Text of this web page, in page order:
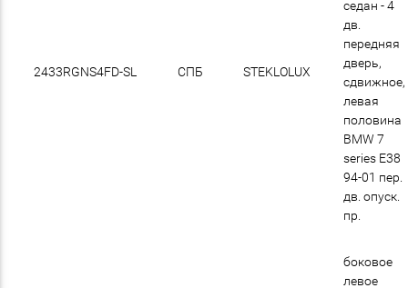
2433RGNS4FD-SL СПБ STEKLOLUX
седан - 4
дв.
передняя
дверь,
сдвижное,
левая
половина
BMW 7
series E38
94-01 пер.
дв. опуск.
пр.
боковое
левое